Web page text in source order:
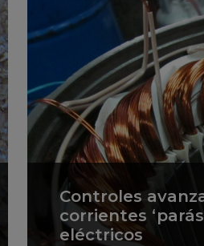
Controles
corrientes
eléctricos